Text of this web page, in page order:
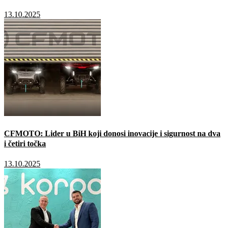
13.10.2025
CFMOTO: Lider u BiH koji donosi inovacije i sigurnost na dva
i četiri točka
13.10.2025